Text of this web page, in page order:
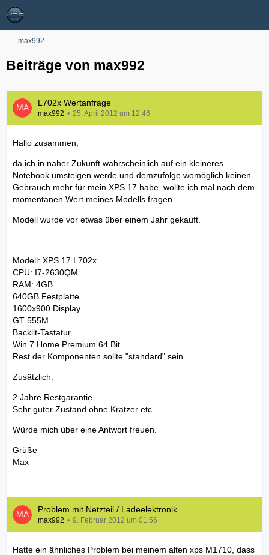
max992
Beiträge von max992
L702x Wertanfrage
max992 25. April 2012 um 12:46
Hallo zusammen,
da ich in naher Zukunft wahrscheinlich auf ein kleineres
Notebook umsteigen werde und demzufolge womöglich keinen
Gebrauch mehr für mein XPS 17 habe, wollte ich mal nach dem
momentanen Wert meines Modells fragen.
Modell wurde vor etwas über einem Jahr gekauft.
Modell: XPS 17 L702x
CPU: I7-2630QM
RAM: 4GB
640GB Festplatte
1600x900 Display
GT 555M
Backlit-Tastatur
Win 7 Home Premium 64 Bit
Rest der Komponenten sollte "standard" sein
Zusätzlich:
2 Jahre Restgarantie
Sehr guter Zustand ohne Kratzer etc
Würde mich über eine Antwort freuen.
Grüße
Max
Problem mit Netzteil / Ladeelektronik
max992 9. Februar 2012 um 01:56
Hatte ein ähnliches Problem bei meinem alten xps M1710, dass